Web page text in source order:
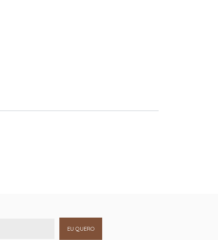
EU QUERO